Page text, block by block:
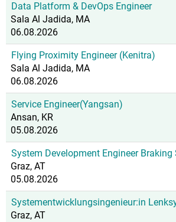
Data Platform & DevOps Engineer
Sala Al Jadida, MA
06.08.2026
Flying Proximity Engineer (Kenitra)
Sala Al Jadida, MA
06.08.2026
Service Engineer(Yangsan)
Ansan, KR
05.08.2026
System Development Engineer
Graz, AT
05.08.2026
Systementwicklungsingenieur:in
Graz, AT